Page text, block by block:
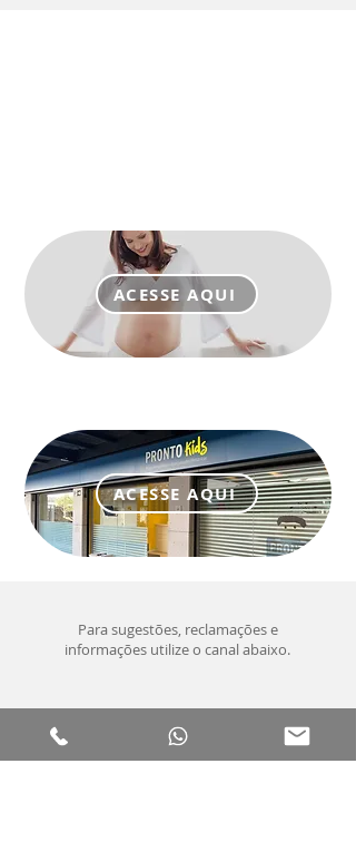
ACESSE AQUI
ACESSE AQUI
Para sugestões, reclamações e
informações utilize o canal abaixo.